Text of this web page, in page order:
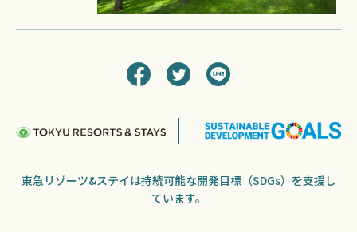
東急リゾーツ&ステイは持続可能な開発目標（SDGs）を支援し
ています。